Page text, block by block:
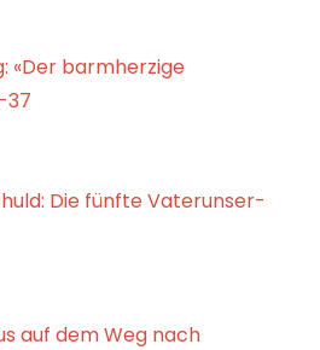
«Der barmherzige
37
Die fünfte Vaterunser-
auf dem Weg nach